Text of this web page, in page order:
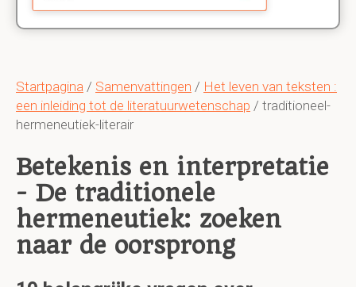
Startpagina / Samenvattingen / Het leven van teksten :
een inleiding tot de literatuurwetenschap / traditioneel-
hermeneutiek-literair
Betekenis en interpretatie
- De traditionele
hermeneutiek: zoeken
naar de oorsprong